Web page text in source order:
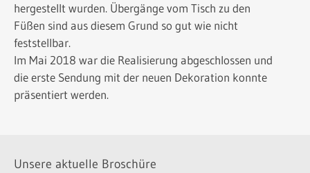
hergestellt wurden. Übergänge vom Tisch zu den
Füßen sind aus diesem Grund so gut wie nicht
feststellbar.
Im Mai 2018 war die Realisierung abgeschlossen und
die erste Sendung mit der neuen Dekoration konnte
präsentiert werden.
Unsere aktuelle Broschüre